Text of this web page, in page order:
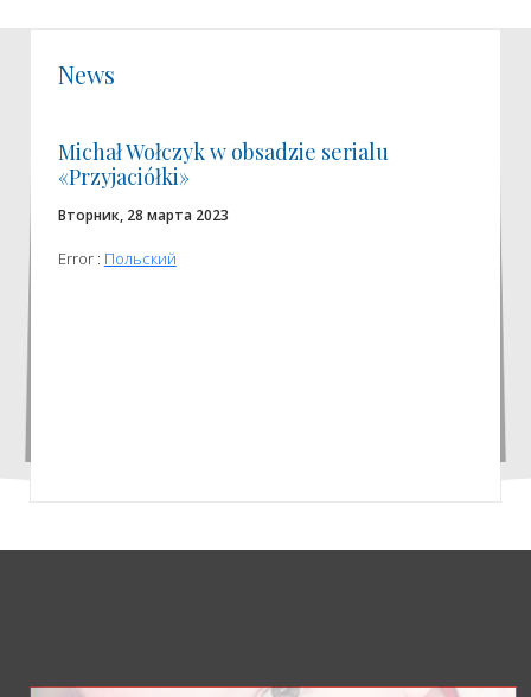
News
Michał Wołczyk w obsadzie serialu
«Przyjaciółki»
Вторник, 28 марта 2023
Error : Польский